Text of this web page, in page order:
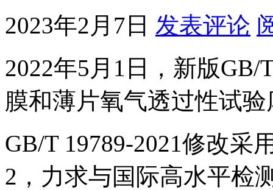
2023年2月7日 发表评论
2022年5月1日，新版GB/
膜和薄片氧气透过性试
GB/T 19789-2021修改采
2，力求与国际高水平检